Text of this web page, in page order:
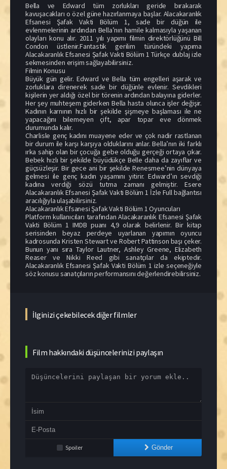
Bella ve Edward tüm zorlukları geride bırakarak
kavuşacakları o özel güne hazırlanmaya başlar. Alacakaranlık
Efsanesi Şafak Vakti Bölüm 1, sade bir düğün ile
evlenmelerinin ardından Bella’nın hamile kalmasıyla yaşanan
olayları konu alır. 2011 yılı yapımı filmin direktörlüğünü Bill
Condon üstlenir.Fantastik gerilim türündeki yapıma
Alacakaranlık Efsanesi Şafak Vakti Bölüm 1 Türkçe dublaj izle
sekmesinden erişim sağlayabilirsiniz.
Filmin Konusu
Büyük gün gelir. Edward ve Bella tüm engelleri aşarak ve
zorluklara direnerek sade bir düğünle evlenir. Sevdikleri
kişilerin yer aldığı özel bir törenin ardından balayına giderler.
Her şey muhteşem giderken Bella hasta olunca işler değişir.
Kadının karnının hızlı bir şekilde şişmeye başlaması ile ne
yapacağını bilemeyen çift, apar topar eve dönmek
durumunda kalır.
Charlisle genç kadını muayene eder ve çok nadir rastlanan
bir durum ile karşı karşıya olduklarını anlar. Bella’nın iki farklı
ırka sahip olan bir çocuğa gebe olduğu gerçeği ortaya çıkar.
Bebek hızlı bir şekilde büyüdükçe Belle daha da zayıflar ve
güçsüzleşir. Bir gece ani bir şekilde Renesmee’nin dünyaya
gelmesi ile genç kadın yaşamını yitirir. Edward’ın sevdiği
kadına verdiği sözü tutma zamanı gelmiştir. Esere
Alacakaranlık Efsanesi Şafak Vakti Bölüm 1 İzle Full bağlantısı
aracılığıyla ulaşabilirsiniz.
Alacakaranlık Efsanesi Şafak Vakti Bölüm 1 Oyuncuları
Platform kullanıcıları tarafından Alacakaranlık Efsanesi Şafak
Vakti Bölüm 1 IMDB puanı 4,9 olarak belirlenir. Bir kitap
serisinden beyaz perdeye uyarlanan yapımın oyuncu
kadrosunda Kristen Stewart ve Robert Pattinson başı çeker.
Bunun yanı sıra Taylor Lautner, Ashley Greene, Elizabeth
Reaser ve Nikki Reed gibi sanatçılar da ekiptedir.
Alacakaranlık Efsanesi Şafak Vakti Bölüm 1 izle seçeneğiyle
söz konusu sanatçıların performansını değerlendirebilirsiniz.
İlginizi çekebilecek diğer filmler
Film hakkındaki düşüncelerinizi paylaşın
Spoiler Gönder